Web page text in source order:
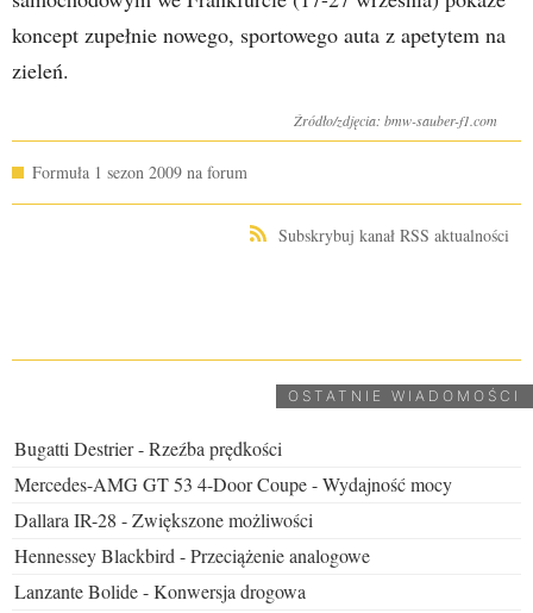
koncept zupełnie nowego, sportowego auta z apetytem na
zieleń.
Źródło/zdjęcia: bmw-sauber-f1.com
Formuła 1 sezon 2009 na forum
Subskrybuj kanał RSS aktualności
OSTATNIE WIADOMOŚCI
Bugatti Destrier - Rzeźba prędkości
Mercedes-AMG GT 53 4-Door Coupe - Wydajność mocy
Dallara IR-28 - Zwiększone możliwości
Hennessey Blackbird - Przeciążenie analogowe
Lanzante Bolide - Konwersja drogowa